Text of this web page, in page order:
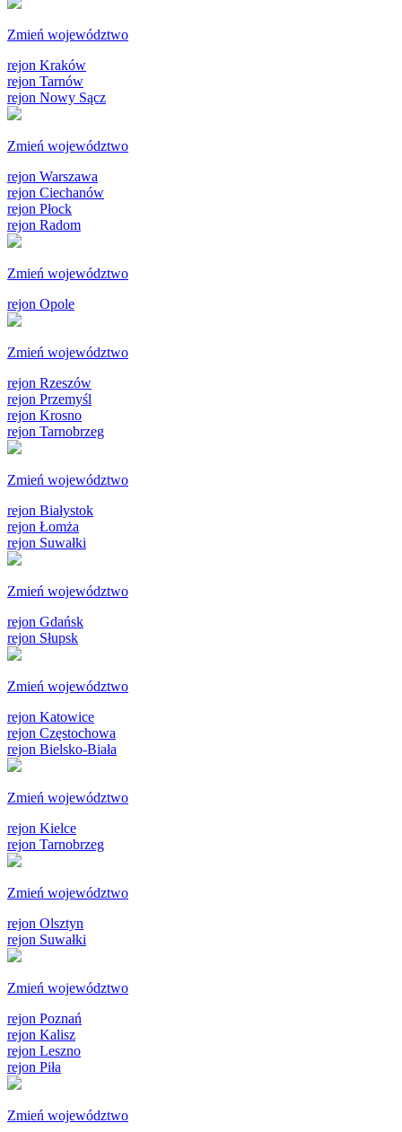
Zmień województwo
rejon Kraków
rejon Tarnów
rejon Nowy Sącz
Zmień województwo
rejon Warszawa
rejon Ciechanów
rejon Płock
rejon Radom
Zmień województwo
rejon Opole
Zmień województwo
rejon Rzeszów
rejon Przemyśl
rejon Krosno
rejon Tarnobrzeg
Zmień województwo
rejon Białystok
rejon Łomża
rejon Suwałki
Zmień województwo
rejon Gdańsk
rejon Słupsk
Zmień województwo
rejon Katowice
rejon Częstochowa
rejon Bielsko-Biała
Zmień województwo
rejon Kielce
rejon Tarnobrzeg
Zmień województwo
rejon Olsztyn
rejon Suwałki
Zmień województwo
rejon Poznań
rejon Kalisz
rejon Leszno
rejon Piła
Zmień województwo